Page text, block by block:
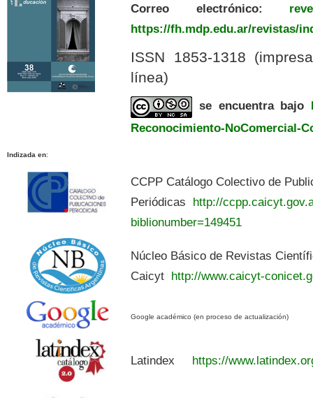
Correo electrónico:
https://fh.mdp.edu.ar/revistas/
ISSN 1853-1318
línea)
se encuentra bajo
Reconocimiento-NoComercial-
Indizada en:
CCPP Catálogo Colectivo de
Periódicas http://
biblionumber=149451
Núcleo Básico de Revistas
Caicyt http://www.caicyt-
Google académico (en proceso de actualización)
Latindex https://